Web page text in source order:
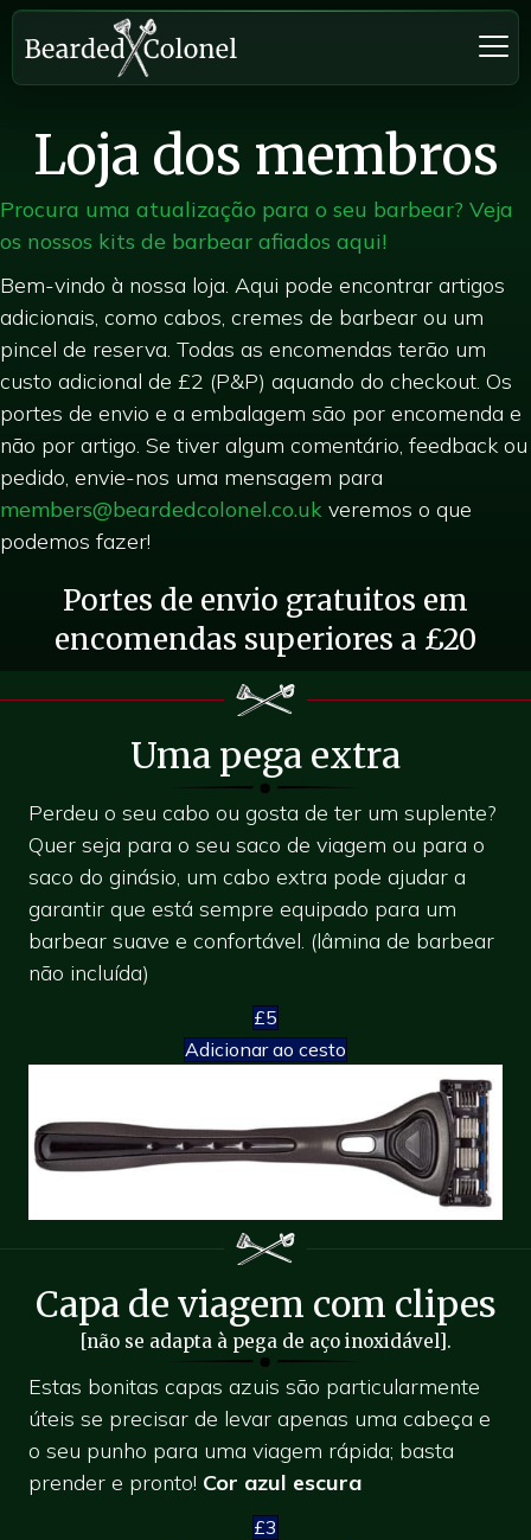
Loja dos membros
Procura uma atualização para o seu barbear? Veja
os nossos kits de barbear afiados aqui!
Bem-vindo à nossa loja. Aqui pode encontrar artigos
adicionais, como cabos, cremes de barbear ou um
pincel de reserva. Todas as encomendas terão um
custo adicional de £2 (P&P) aquando do checkout. Os
portes de envio e a embalagem são por encomenda e
não por artigo. Se tiver algum comentário, feedback ou
pedido, envie-nos uma mensagem para
members@beardedcolonel.co.uk veremos o que
podemos fazer!
Portes de envio gratuitos em
encomendas superiores a £20
Uma pega extra
Perdeu o seu cabo ou gosta de ter um suplente?
Quer seja para o seu saco de viagem ou para o
saco do ginásio, um cabo extra pode ajudar a
garantir que está sempre equipado para um
barbear suave e confortável. (lâmina de barbear
não incluída)
£5
Adicionar ao cesto
Capa de viagem com clipes
[não se adapta à pega de aço inoxidável].
Estas bonitas capas azuis são particularmente
úteis se precisar de levar apenas uma cabeça e
o seu punho para uma viagem rápida; basta
prender e pronto! Cor azul escura
£3